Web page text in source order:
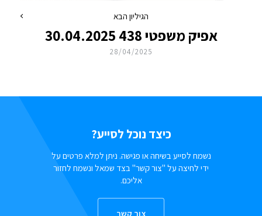
הגיליון הבא
אפיק משפטי 438 30.04.2025
28/04/2025
כיצד נוכל לסייע?
נשמח לסייע בשיחה או פגישה. ניתן למלא פרטים על
ידי לחיצה על "צור קשר" בצד שמאל ונשמח לחזור
אליכם.
צור קשר